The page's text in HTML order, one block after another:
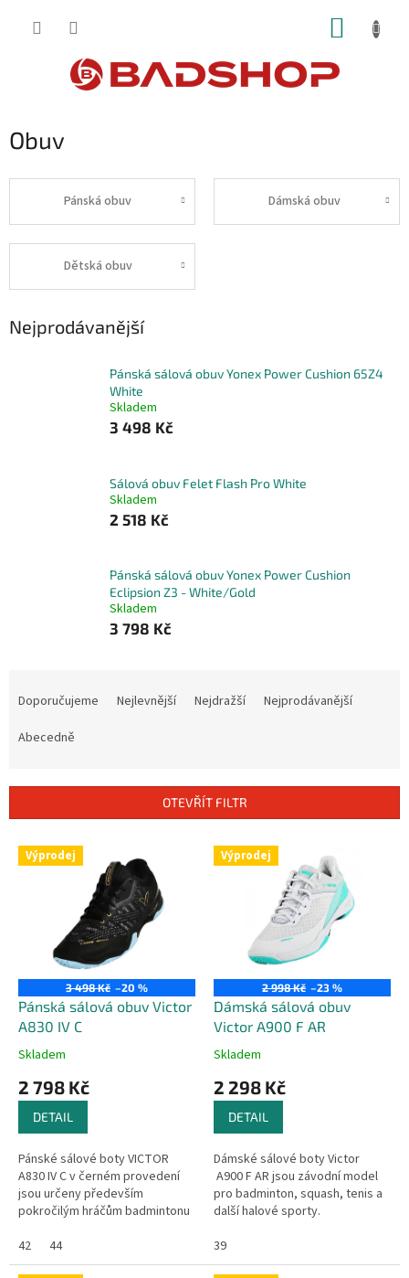
Obuv
Pánská obuv Dámská obuv
Dětská obuv
Nejprodávanější
Pánská sálová obuv Yonex Power Cushion 65Z4
White
Skladem
3 498 Kč
Sálová obuv Felet Flash Pro White
Skladem
2 518 Kč
Pánská sálová obuv Yonex Power Cushion
Eclipsion Z3 - White/Gold
Skladem
3 798 Kč
r
Doporučujeme Nejlevnější Nejdražší
Nejprodávanější
Abecedně
OTEVŘÍT FILTR
V Výprodej
3 498 Kč –20 %
Pánská sálová obuv Victor
A830 IV C
Skladem
2 798 Kč
DETAIL
Pánské sálové boty VICTOR
A830 IV C v černém provedení
jsou určeny především
pokročilým hráčům badmintonu
42
44
Výprodej
2 998 Kč –23 %
Dámská sálová obuv
Victor A900 F AR
Skladem
2 298 Kč
DETAIL
Dámské sálové boty Victor
A900 F AR jsou závodní model
pro badminton, squash, tenis a
další halové sporty.
39